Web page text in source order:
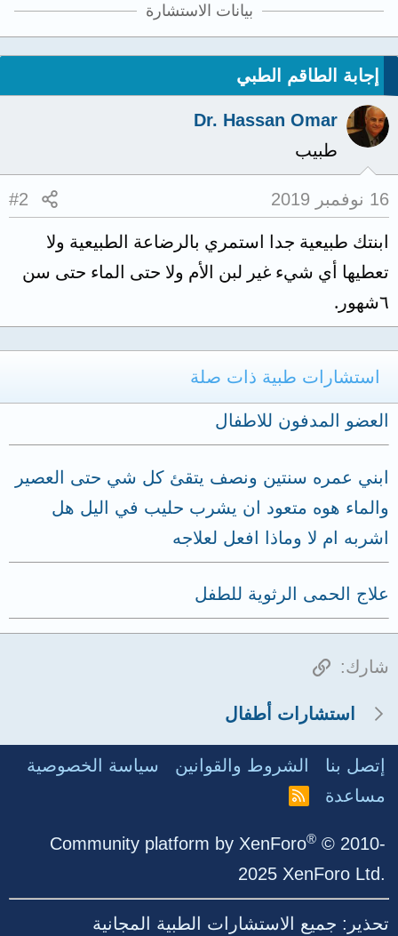
بيانات الاستشارة
إجابة الطاقم الطبي
Dr. Hassan Omar
طبيب
16 نوفمبر 2019 #2
ابنتك طبيعية جدا استمري بالرضاعة الطبيعية ولا
تعطيها أي شيء غير لبن الأم ولا حتى الماء حتى سن
٦شهور.
استشارات طبية ذات صلة
العضو المدفون للاطفال
ابني عمره سنتين ونصف يتقئ كل شي حتى العصير
والماء هوه متعود ان يشرب حليب في اليل هل
اشربه ام لا وماذا افعل لعلاجه
علاج الحمى الرثوية للطفل
شارك: الرابط
استشارات أطفال
إتصل بنا الشروط والقوانين
سياسة الخصوصية
مساعدة
R
Community platform by XenForo® © 2010-
2025 XenForo Ltd.
تحذير: جميع الاستشارات الطبية المجانية